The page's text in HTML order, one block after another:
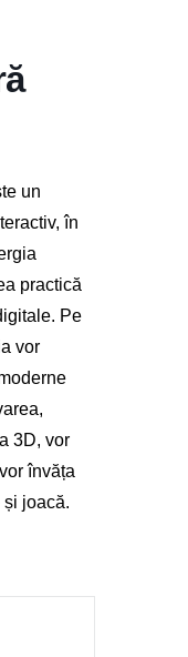
un
în
practică
Pe
vor
3D, vor
învăța
și joacă.